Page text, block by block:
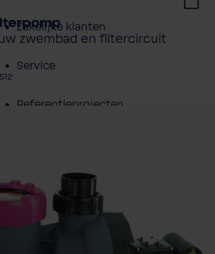
Zakelijke klanten
Service
Referentieprojecten
Contactpersonen
Vind een installateur
zwembad en filtercircuit